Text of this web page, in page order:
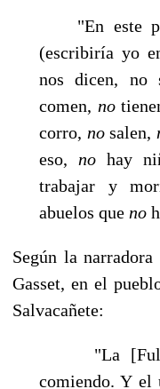
"En este
(escribiría yo
nos dicen, no
comen, no
corro, no salen,
eso, nohay
trabajar y
abuelos que no
Según la
Gasset, en el
Salvacañete:
"La
comiendo. Y